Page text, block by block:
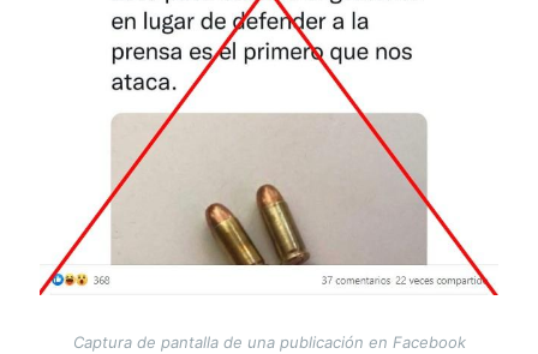
Captura de pantalla de una publicación en Facebook